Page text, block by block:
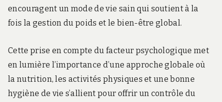
encouragent un mode de vie sain qui soutient à la
fois la gestion du poids et le bien-être global.
Cette prise en compte du facteur psychologique met
en lumière l’importance d’une approche globale où
la nutrition, les activités physiques et une bonne
hygiène de vie s’allient pour offrir un contrôle du